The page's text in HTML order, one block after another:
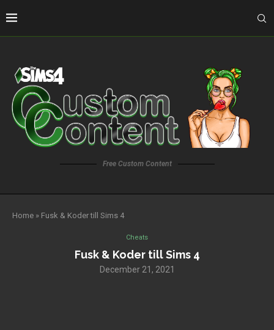
Free Custom Content
Home » Fusk & Koder till Sims 4
Cheats
Fusk & Koder till Sims 4
December 21, 2021